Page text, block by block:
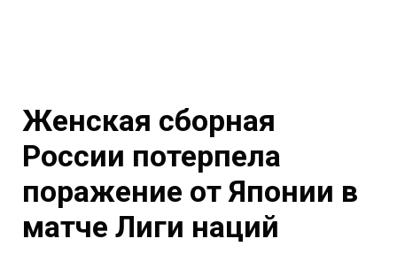
Женская сборная
России потерпела
поражение от Японии в
матче Лиги наций